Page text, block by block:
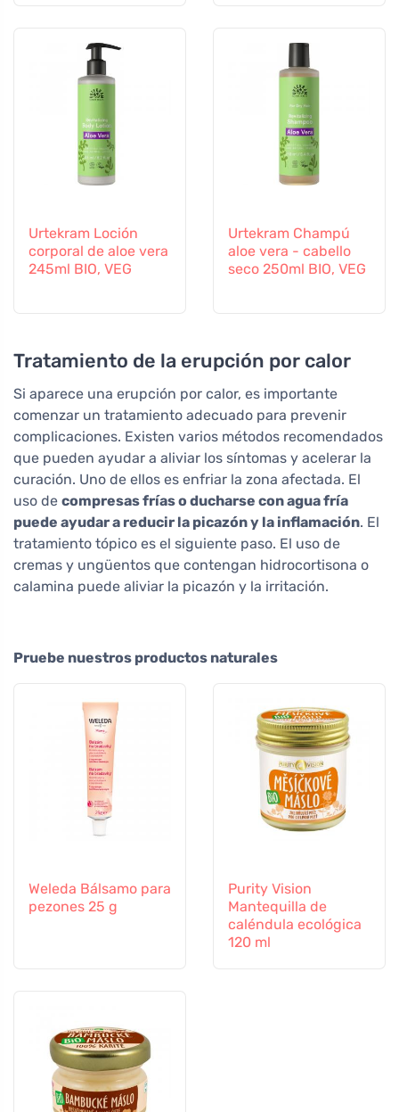
Urtekram Loción
corporal de aloe vera
245ml BIO, VEG
Urtekram Champú
aloe vera - cabello
seco 250ml BIO, VEG
Tratamiento de la erupción por calor
Si aparece una erupción por calor, es importante
comenzar un tratamiento adecuado para prevenir
complicaciones. Existen varios métodos recomendados
que pueden ayudar a aliviar los síntomas y acelerar la
curación. Uno de ellos es enfriar la zona afectada. El
uso de compresas frías o ducharse con agua fría
puede ayudar a reducir la picazón y la inflamación. El
tratamiento tópico es el siguiente paso. El uso de
cremas y ungüentos que contengan hidrocortisona o
calamina puede aliviar la picazón y la irritación.
Pruebe nuestros productos naturales
Weleda Bálsamo para
pezones 25 g
Purity Vision
Mantequilla de
caléndula ecológica
120 ml